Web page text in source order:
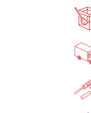
стенд
или приезжайте в